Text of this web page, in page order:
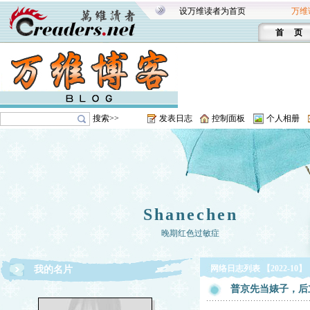
设万维读者为首页 万维
首 页
搜索>> 发表日志 控制面板 个人相册
Shanechen
晚期红色过敏症
我的名片 网络日志列表 【2022-10】
普京先当婊子，